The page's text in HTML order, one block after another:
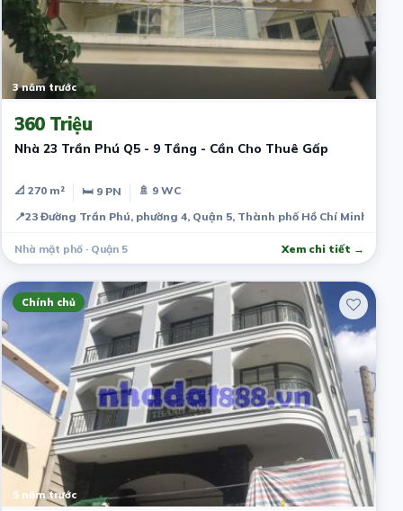
3 năm trước
360 Triệu
Nhà 23 Trần Phú Q5 - 9 Tầng - Cần Cho Thuê Gấp
📐 270 m² 🛏 9 PN
🚿 9 WC
📍23 Đường Trần Phú, phường 4, Quận 5, Thành phố Hồ Chí Minh, Việt
Nhà mặt phố · Quận 5 Xem chi tiết →
Chính chủ
5 năm trước